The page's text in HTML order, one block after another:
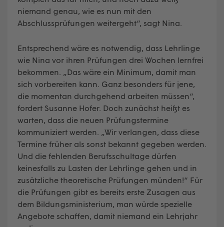
niemand genau, wie es nun mit den
Abschlussprüfungen weitergeht“, sagt Nina.
Entsprechend wäre es notwendig, dass Lehrlinge
wie Nina vor ihren Prüfungen drei Wochen lernfrei
bekommen. „Das wäre ein Minimum, damit man
sich vorbereiten kann. Ganz besonders für jene,
die momentan durchgehend arbeiten müssen“,
fordert Susanne Hofer. Doch zunächst heißt es
warten, dass die neuen Prüfungstermine
kommuniziert werden. „Wir verlangen, dass diese
Termine früher als sonst bekannt gegeben werden.
Und die fehlenden Berufsschultage dürfen
keinesfalls zu Lasten der Lehrlinge gehen und in
zusätzliche theoretische Prüfungen münden!“ Für
die Prüfungen gibt es bereits erste Zusagen aus
dem Bildungsministerium, man würde spezielle
Angebote schaffen, damit niemand ein Lehrjahr